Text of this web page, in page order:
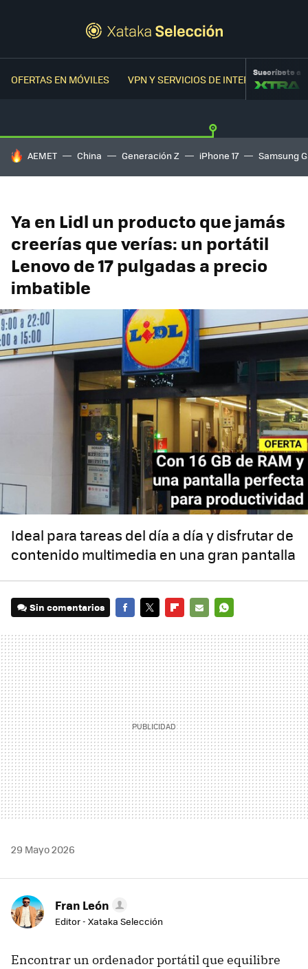
OFERTAS EN MÓVILES VPN Y SERVICIOS DE INTERNETSuscríbete a
HOY SE HABLA DE
AEMET China Generación Z iPhone 17 Samsung
Ya en Lidl un producto que jamás
creerías que verías: un portátil
Lenovo de 17 pulgadas a precio
imbatible
Ideal para tareas del día a día y disfrutar de
contenido multimedia en una gran pantalla
Sin comentarios
MAIL
29 Mayo 2026
Fran León
Editor - Xataka Selección
Encontrar un ordenador portátil que equilibre